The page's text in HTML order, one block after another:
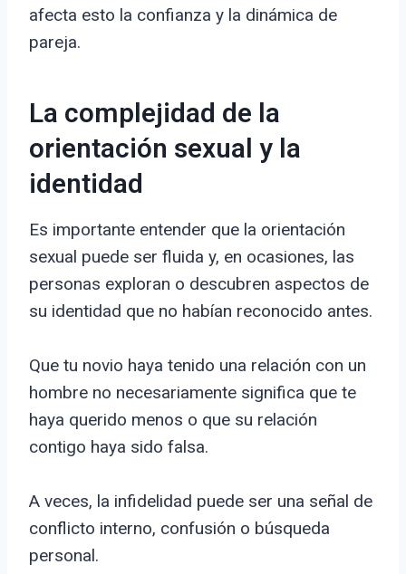
afecta esto la confianza y la dinámica de
pareja.
La complejidad de la
orientación sexual y la
identidad
Es importante entender que la orientación
sexual puede ser fluida y, en ocasiones, las
personas exploran o descubren aspectos de
su identidad que no habían reconocido antes.
Que tu novio haya tenido una relación con un
hombre no necesariamente significa que te
haya querido menos o que su relación
contigo haya sido falsa.
A veces, la infidelidad puede ser una señal de
conflicto interno, confusión o búsqueda
personal.